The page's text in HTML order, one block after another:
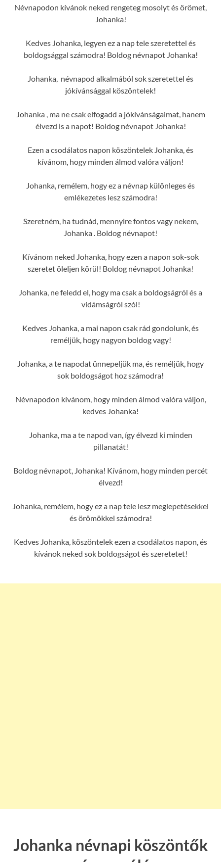
Névnapodon kívánok neked rengeteg mosolyt és örömet,
Johanka!
Kedves Johanka, legyen ez a nap tele szeretettel és
boldogsággal számodra! Boldog névnapot Johanka!
Johanka, névnapod alkalmából sok szeretettel és
jókívánsággal köszöntelek!
Johanka , ma ne csak elfogadd a jókívánságaimat, hanem
élvezd is a napot! Boldog névnapot Johanka!
Ezen a csodálatos napon köszöntelek Johanka, és
kívánom, hogy minden álmod valóra váljon!
Johanka, remélem, hogy ez a névnap különleges és
emlékezetes lesz számodra!
Szeretném, ha tudnád, mennyire fontos vagy nekem,
Johanka . Boldog névnapot!
Kívánom neked Johanka, hogy ezen a napon sok-sok
szeretet öleljen körül! Boldog névnapot Johanka!
Johanka, ne feledd el, hogy ma csak a boldogságról és a
vidámságról szól!
Kedves Johanka, a mai napon csak rád gondolunk, és
reméljük, hogy nagyon boldog vagy!
Johanka, a te napodat ünnepeljük ma, és reméljük, hogy
sok boldogságot hoz számodra!
Névnapodon kívánom, hogy minden álmod valóra váljon,
kedves Johanka!
Johanka, ma a te napod van, így élvezd ki minden
pillanatát!
Boldog névnapot, Johanka! Kívánom, hogy minden percét
élvezd!
Johanka, remélem, hogy ez a nap tele lesz meglepetésekkel
és örömökkel számodra!
Kedves Johanka, köszöntelek ezen a csodálatos napon, és
kívánok neked sok boldogságot és szeretetet!
Johanka névnapi köszöntők